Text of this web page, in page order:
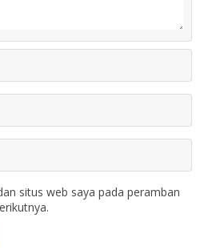
situs web saya pada peramban